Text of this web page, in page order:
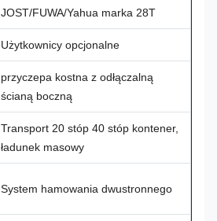
JOST/FUWA/Yahua marka 28T
Użytkownicy opcjonalne
przyczepa kostna z odłączalną
ścianą boczną
Transport 20 stóp 40 stóp kontener,
ładunek masowy
System hamowania dwustronnego